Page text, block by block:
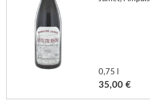
0,75 l
35,00 €